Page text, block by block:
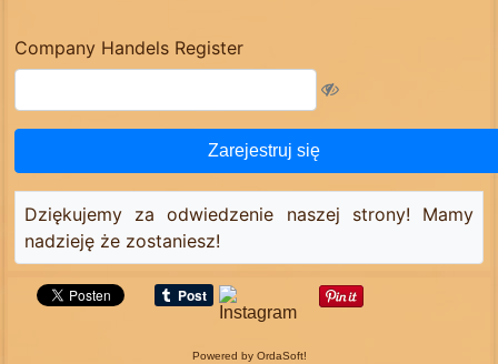
Company Handels Register
Zarejestruj się
Dziękujemy za odwiedzenie naszej strony! Mamy
nadzieję że zostaniesz!
Powered by OrdaSoft!